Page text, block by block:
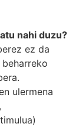
nahi duzu?
ez da
ulermena